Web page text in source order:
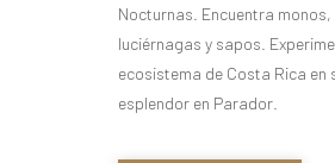
Nocturnas. Encuentra
luciérnagas y sapos.
ecosistema de Costa Rica en
esplendor en Parador.